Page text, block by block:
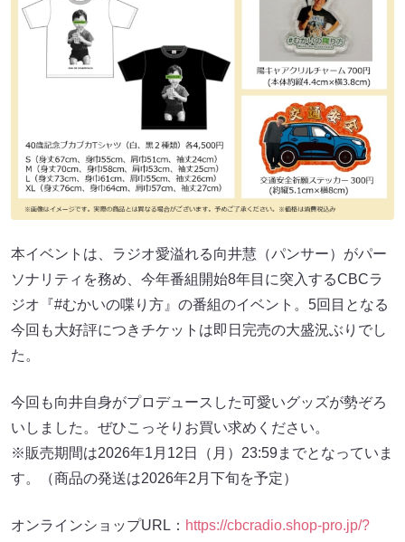
本イベントは、ラジオ愛溢れる向井慧（パンサー）がパー
ソナリティを務め、今年番組開始8年目に突入するCBCラ
ジオ『#むかいの喋り方』の番組のイベント。5回目となる
今回も大好評につきチケットは即日完売の大盛況ぶりでし
た。
今回も向井自身がプロデュースした可愛いグッズが勢ぞろ
いしました。ぜひこっそりお買い求めください。
※販売期間は2026年1月12日（月）23:59までとなっていま
す。（商品の発送は2026年2月下旬を予定）
オンラインショップURL： https://cbcradio.shop-pro.jp/?